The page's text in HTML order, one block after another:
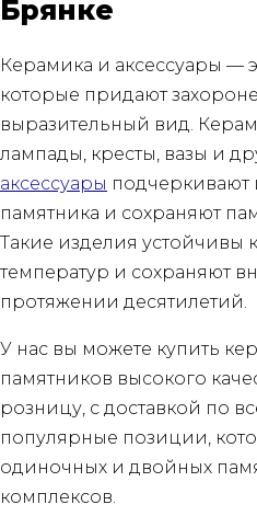
Брянке
Керамика и аксессуары —
которые придают
выразительный вид.
лампады, кресты, вазы и
аксессуары подчеркивают
памятника и сохраняют
Такие изделия устойчивы
температур и сохраняют
протяжении десятилетий.
У нас вы можете купить
памятников высокого
розницу, с доставкой по
популярные позиции,
одиночных и двойных
комплексов.